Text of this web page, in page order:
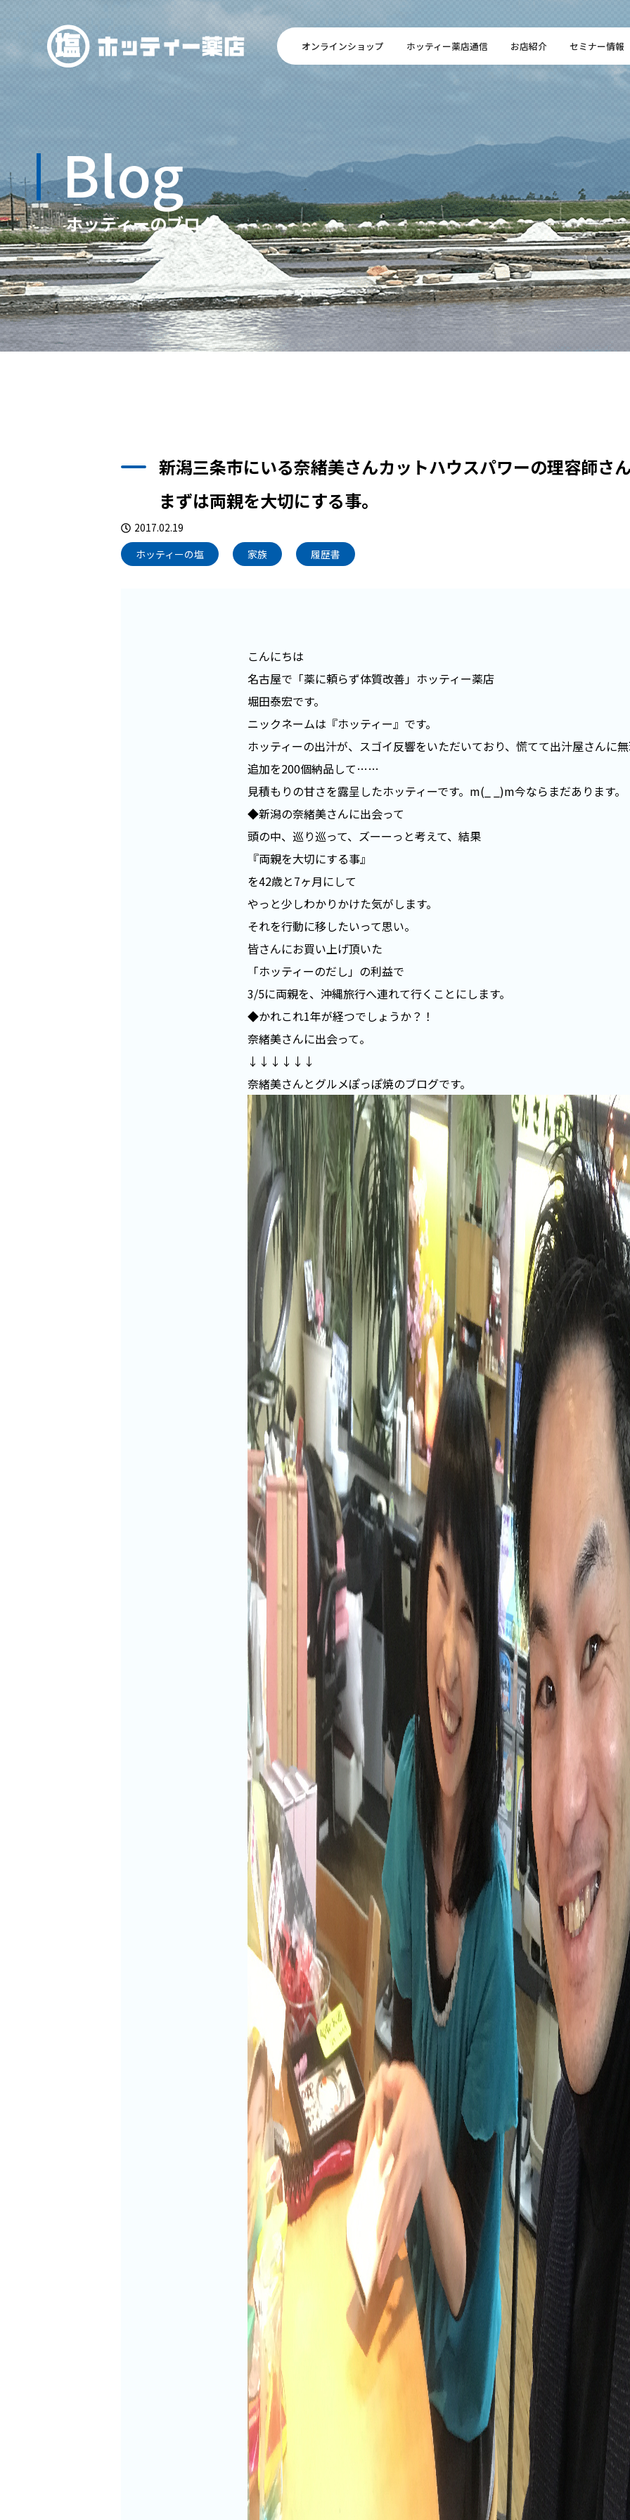
オンラインショップ ホッティー薬店通信 お店紹介 セミナー情報
Blog
ホッティーのブログ
新潟三条市にいる奈緒美さんカットハウスパワーの理容師さ
まずは両親を大切にする事。
2017.02.19
ホッティーの塩
家族 履歴書
こんにちは
名古屋で「薬に頼らず体質改善」ホッティー薬店
堀田泰宏です。
ニックネームは『ホッティー』です。
ホッティーの出汁が、スゴイ反響をいただいており、慌てて出汁屋さんに
追加を200個納品して……
見積もりの甘さを露呈したホッティーです。m(_ _)m今ならまだあります。
◆新潟の奈緒美さんに出会って
頭の中、巡り巡って、ズーーっと考えて、結果
『両親を大切にする事』
を42歳と7ヶ月にして
やっと少しわかりかけた気がします。
それを行動に移したいって思い。
皆さんにお買い上げ頂いた
「ホッティーのだし」の利益で
3/5に両親を、沖縄旅行へ連れて行くことにします。
◆かれこれ1年が経つでしょうか？！
奈緒美さんに出会って。
↓↓↓↓↓↓
奈緒美さんとグルメぽっぽ焼のブログです。